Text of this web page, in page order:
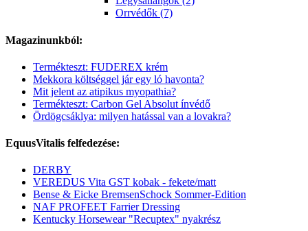
Orrvédők (7)
Magazinunkból:
Termékteszt: FUDEREX krém
Mekkora költséggel jár egy ló havonta?
Mit jelent az atipikus myopathia?
Termékteszt: Carbon Gel Absolut ínvédő
Ördögcsáklya: milyen hatással van a lovakra?
EquusVitalis felfedezése:
DERBY
VEREDUS Vita GST kobak - fekete/matt
Bense & Eicke BremsenSchock Sommer-Edition
NAF PROFEET Farrier Dressing
Kentucky Horsewear "Recuptex" nyakrész